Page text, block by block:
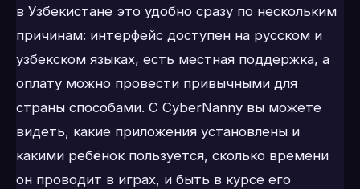
в Узбекистане это удобно сразу по нескольким
причинам: интерфейс доступен на русском и
узбекском языках, есть местная поддержка, а
оплату можно провести привычными для
страны способами. С CyberNanny вы можете
видеть, какие приложения установлены и
какими ребёнок пользуется, сколько времени
он проводит в играх, и быть в курсе его